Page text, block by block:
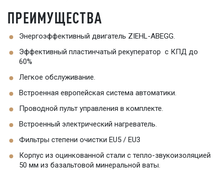
ПРЕИМУЩЕСТВА
Энергоэффективный двигатель ZIEHL-ABEGG.
Эффективный пластинчатый рекуператор с КПД до
60%
Легкое обслуживание.
Встроенная европейская система автоматики.
Проводной пульт управления в комплекте.
Встроенный электрический нагреватель.
Фильтры степени очистки EU5 / EU3
Корпус из оцинкованной стали с тепло-звукоизоляцией
50 мм из базальтовой минеральной ваты.